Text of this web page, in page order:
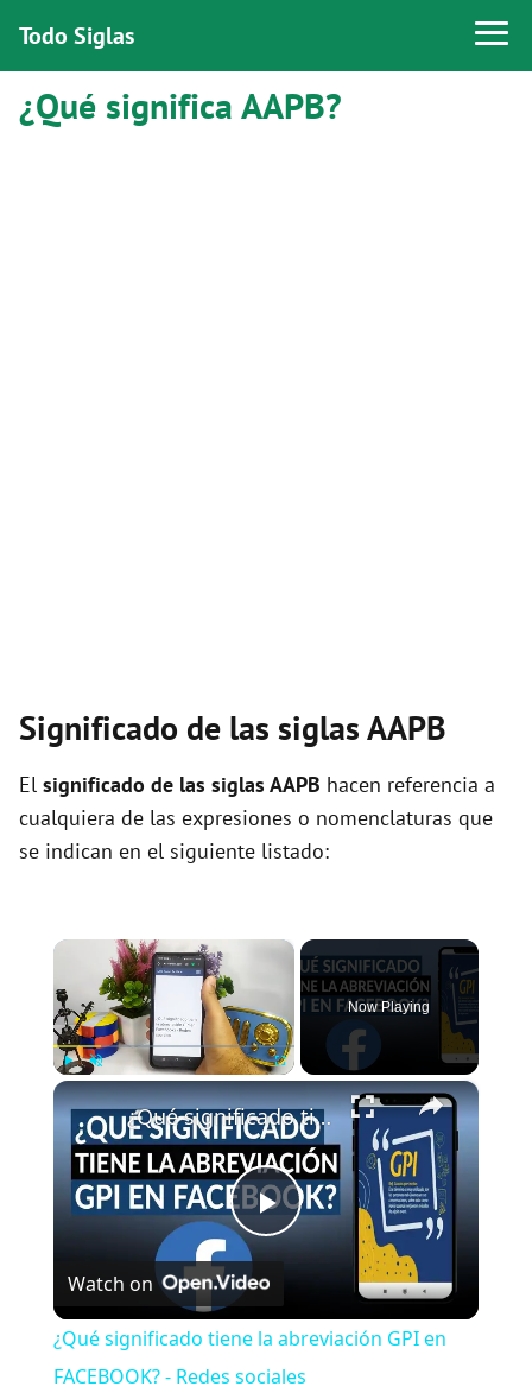
Todo Siglas
¿Qué significa AAPB?
Significado de las siglas AAPB
El significado de las siglas AAPB hacen referencia a
cualquiera de las expresiones o nomenclaturas que
se indican en el siguiente listado:
×
Now Playing
×
P
a
¿Qué significado tiene la abreviación GPI en FACEBOOK? - Redes sociales
Watch on
¿Qué significado tiene la abreviación GPI en
FACEBOOK? - Redes sociales